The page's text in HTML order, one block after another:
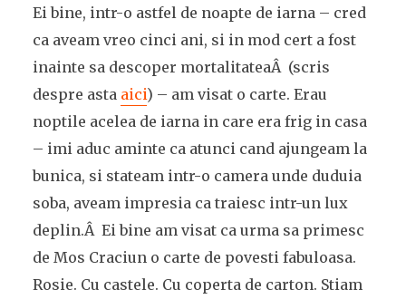
Ei bine, intr-o astfel de noapte de iarna – cred
ca aveam vreo cinci ani, si in mod cert a fost
inainte sa descoper mortalitateaÂ (scris
despre asta aici) – am visat o carte. Erau
noptile acelea de iarna in care era frig in casa
– imi aduc aminte ca atunci cand ajungeam la
bunica, si stateam intr-o camera unde duduia
soba, aveam impresia ca traiesc intr-un lux
deplin.Â Ei bine am visat ca urma sa primesc
de Mos Craciun o carte de povesti fabuloasa.
Rosie. Cu castele. Cu coperta de carton. Stiam